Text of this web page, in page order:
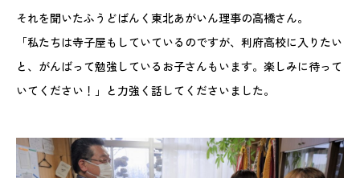
それを聞いたふうどばんく東北あがいん理事の高橋さん。
「私たちは寺子屋もしていているのですが、利府高校に入りたい
と、がんばって勉強しているお子さんもいます。楽しみに待って
いてください！」と力強く話してくださいました。